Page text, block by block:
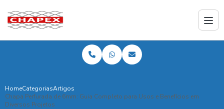
HomeCategoriasArtigos
Chapa Perfurada de 6mm: Guia Completo para Usos e Benefícios em
Diversos Projetos